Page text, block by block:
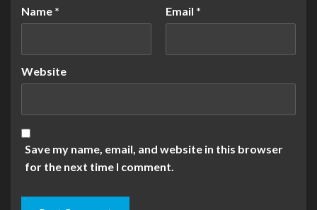
Name * Email *
Website
Save my name, email, and website in this browser
for the next time I comment.